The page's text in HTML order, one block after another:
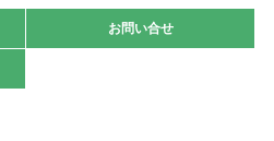
ルの部開催☆
お問い合せ
お問い合せ